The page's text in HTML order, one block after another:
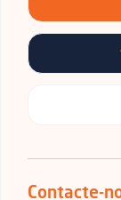
Contacte-